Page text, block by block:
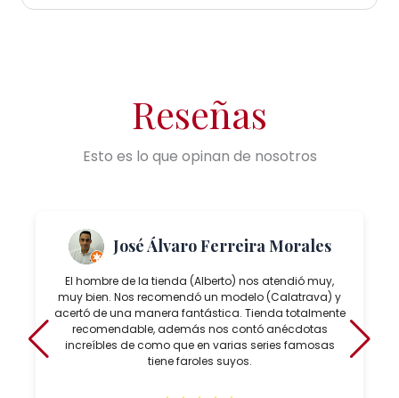
Reseñas
Esto es lo que opinan de nosotros
José Álvaro Ferreira Morales
El hombre de la tienda (Alberto) nos atendió muy,
muy bien. Nos recomendó un modelo (Calatrava) y
acertó de una manera fantástica. Tienda totalmente
recomendable, además nos contó anécdotas
increíbles de como que en varias series famosas
tiene faroles suyos.